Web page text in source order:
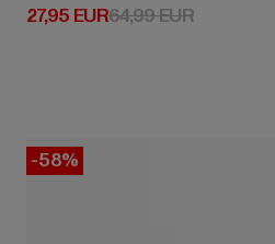
27,95 EUR
Derzeitiger Preis: 27,95 EUR
64,99 EUR
-58%